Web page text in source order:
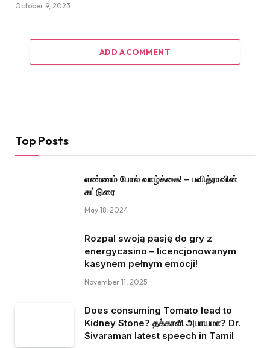
October 9, 2023
ADD A COMMENT
Top Posts
எண்ணம் போல் வாழ்க்கை! – பவித்ராவின்
கட்டுரை
May 18, 2024
Rozpal swoją pasję do gry z
energycasino – licencjonowanym
kasynem pełnym emocji!
November 11, 2025
Does consuming Tomato lead to
Kidney Stone? தக்காளி அபாயமா? Dr.
Sivaraman latest speech in Tamil